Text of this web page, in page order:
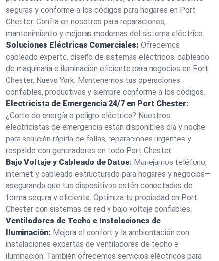
seguras y conforme a los códigos para hogares en Port
Chester. Confía en nosotros para reparaciones,
mantenimiento y mejoras modernas del sistema eléctrico.
Soluciones Eléctricas Comerciales: Ofrecemos
cableado experto, diseño de sistemas eléctricos, cableado
de maquinaria e iluminación eficiente para negocios en Port
Chester, Nueva York. Mantenemos tus operaciones
confiables, productivas y siempre conforme a los códigos.
Electricista de Emergencia 24/7 en Port Chester:
¿Corte de energía o peligro eléctrico? Nuestros
electricistas de emergencia están disponibles día y noche
para solución rápida de fallas, reparaciones urgentes y
respaldo con generadores en todo Port Chester.
Bajo Voltaje y Cableado de Datos: Manejamos teléfono,
internet y cableado estructurado para hogares y negocios—
asegurando que tus dispositivos estén conectados de
forma segura y eficiente. Optimiza tu propiedad en Port
Chester con sistemas de red y bajo voltaje confiables.
Ventiladores de Techo e Instalaciones de
Iluminación: Mejora el confort y la ambientación con
instalaciones expertas de ventiladores de techo e
iluminación. También ofrecemos servicios eléctricos para